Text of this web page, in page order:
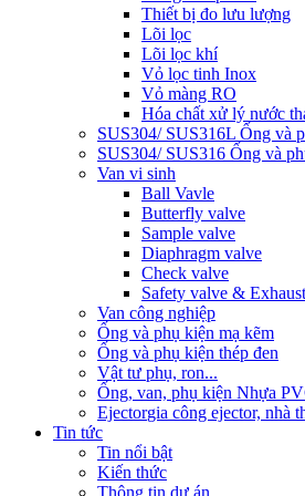
Thiết bị đo lưu lượng
Lõi lọc
Lõi lọc khí
Vỏ lọc tinh Inox
Vỏ màng RO
Hóa chất xử lý nước
SUS304/ SUS316L Ống và
SUS304/ SUS316 Ống và
Van vi sinh
Ball Vavle
Butterfly valve
Sample valve
Diaphragm valve
Check valve
Safety valve &
Van công nghiệp
Ống và phụ kiện mạ kẽm
Ống và phụ kiện thép đen
Vật tư phụ, ron...
Ống, van, phụ kiện Nhựa
Ejectorgia công ejector, nhà
Tin tức
Tin nổi bật
Kiến thức
Thông tin dự án